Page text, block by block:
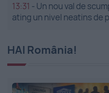
13:31 - Un nou val de
ating un nivel neatins de
HAI România!